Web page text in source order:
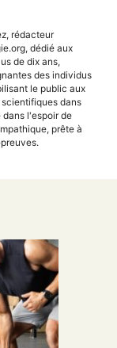
rédacteur
dédié aux
de dix ans,
des individus
le public aux
dans
l'espoir de
prête à